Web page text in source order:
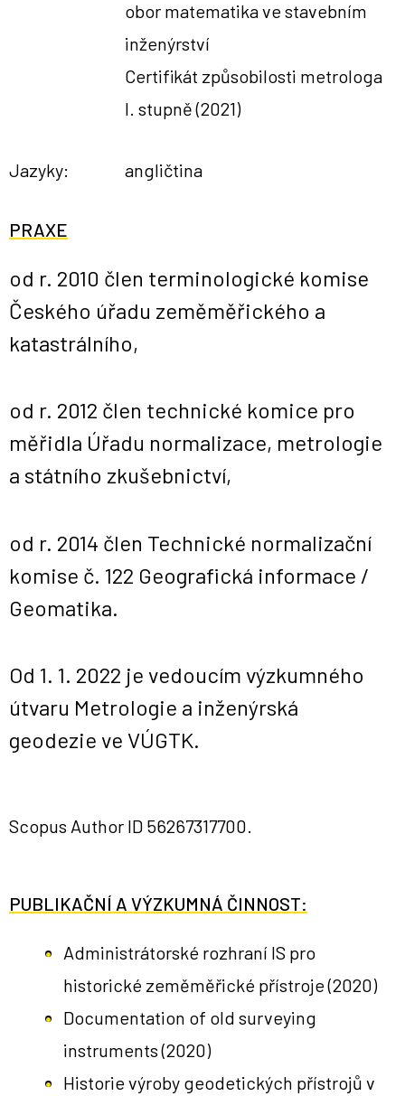
obor matematika ve stavebním
inženýrství
Certifikát způsobilosti metrologa
I. stupně (2021)
Jazyky: angličtina
PRAXE
od r. 2010 člen terminologické komise
Českého úřadu zeměměřického a
katastrálního,
od r. 2012 člen technické komice pro
měřidla Úřadu normalizace, metrologie
a státního zkušebnictví,
od r. 2014 člen Technické normalizační
komise č. 122 Geografická informace /
Geomatika.
Od 1. 1. 2022 je vedoucím výzkumného
útvaru Metrologie a inženýrská
geodezie ve VÚGTK.
Scopus Author ID 56267317700
PUBLIKAČNÍ A VÝZKUMNÁ ČINNOST:
Administrátorské rozhraní IS pro
historické zeměměřické přístroje(2020)
Documentation of old surveying
instruments(2020)
Historie výroby geodetických přístrojů v